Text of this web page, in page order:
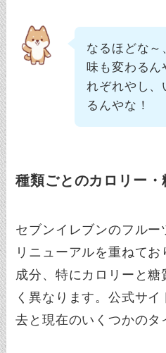
なるほどな～
味も変わるん
れぞれやし、
るんやな！
種類ごとのカロリー
セブンイレブンのフルー
リニューアルを重ねて
成分、特にカロリーと糖
く異なります。公式サ
去と現在のいくつかのタ